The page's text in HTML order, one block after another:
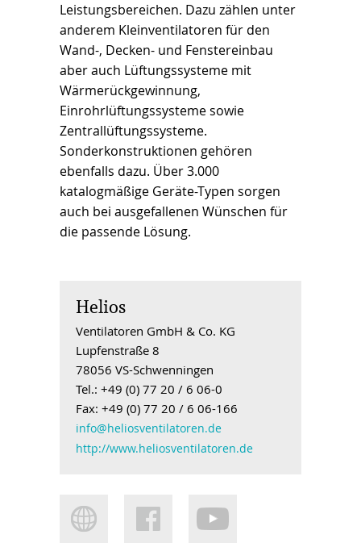
Leistungsbereichen. Dazu zählen unter
anderem Kleinventilatoren für den
Wand-, Decken- und Fenstereinbau
aber auch Lüftungssysteme mit
Wärmerückgewinnung,
Einrohrlüftungssysteme sowie
Zentrallüftungssysteme.
Sonderkonstruktionen gehören
ebenfalls dazu. Über 3.000
katalogmäßige Geräte-Typen sorgen
auch bei ausgefallenen Wünschen für
die passende Lösung.
Helios
Ventilatoren GmbH & Co. KG
Lupfenstraße 8
78056 VS-Schwenningen
Tel.: +49 (0) 77 20 / 6 06-0
Fax: +49 (0) 77 20 / 6 06-166
info@heliosventilatoren.de
http://www.heliosventilatoren.de